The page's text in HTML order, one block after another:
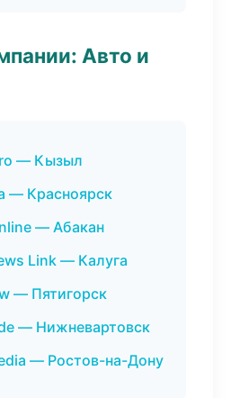
Авто и
— Кызыл
— Красноярск
— Абакан
Link — Калуга
— Пятигорск
— Нижневартовск
— Ростов-на-Дону